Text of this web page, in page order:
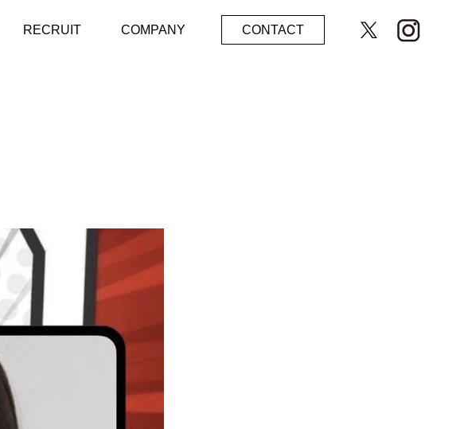
RECRUIT COMPANY CONTACT